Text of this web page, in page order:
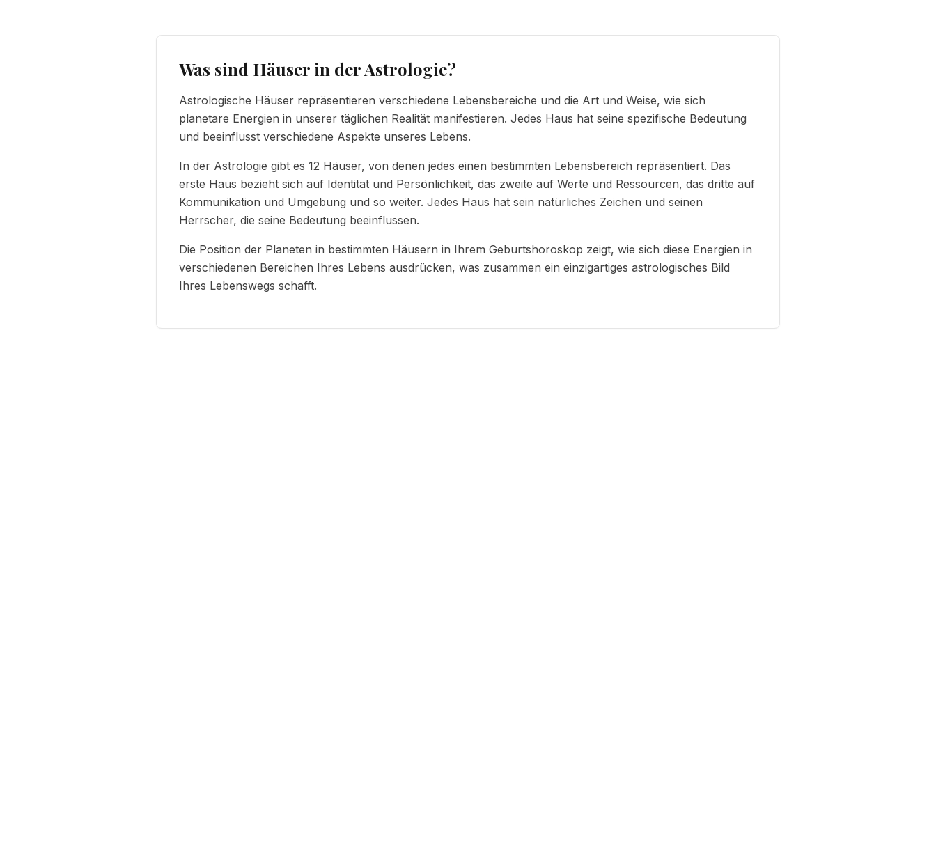
Was sind Häuser in der Astrologie?
Astrologische Häuser repräsentieren verschiedene Lebensbereiche und die Art und Weise, wie sich
planetare Energien in unserer täglichen Realität manifestieren. Jedes Haus hat seine spezifische Bedeutung
und beeinflusst verschiedene Aspekte unseres Lebens.
In der Astrologie gibt es 12 Häuser, von denen jedes einen bestimmten Lebensbereich repräsentiert. Das
erste Haus bezieht sich auf Identität und Persönlichkeit, das zweite auf Werte und Ressourcen, das dritte auf
Kommunikation und Umgebung und so weiter. Jedes Haus hat sein natürliches Zeichen und seinen
Herrscher, die seine Bedeutung beeinflussen.
Die Position der Planeten in bestimmten Häusern in Ihrem Geburtshoroskop zeigt, wie sich diese Energien in
verschiedenen Bereichen Ihres Lebens ausdrücken, was zusammen ein einzigartiges astrologisches Bild
Ihres Lebenswegs schafft.